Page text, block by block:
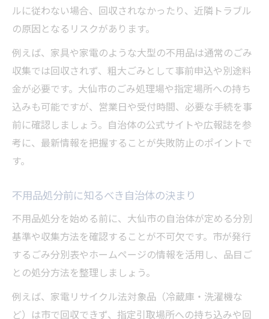
ルに従わない場合、回収されなかったり、近隣トラブル
の原因となるリスクがあります。
例えば、家具や家電のような大型の不用品は通常のごみ
収集では回収されず、粗大ごみとして事前申込や別途料
金が必要です。大仙市のごみ処理場や指定場所への持ち
込みも可能ですが、営業日や受付時間、必要な手続を事
前に確認しましょう。自治体の公式サイトや広報誌を参
考に、最新情報を把握することが失敗防止のポイントで
す。
不用品処分前に知るべき自治体の決まり
不用品処分を始める前に、大仙市の自治体が定める分別
基準や収集方法を確認することが不可欠です。市が発行
するごみ分別表やホームページの情報を活用し、品目ご
との処分方法を整理しましょう。
例えば、家電リサイクル法対象品（冷蔵庫・洗濯機な
ど）は市で回収できず、指定引取場所への持ち込みや回